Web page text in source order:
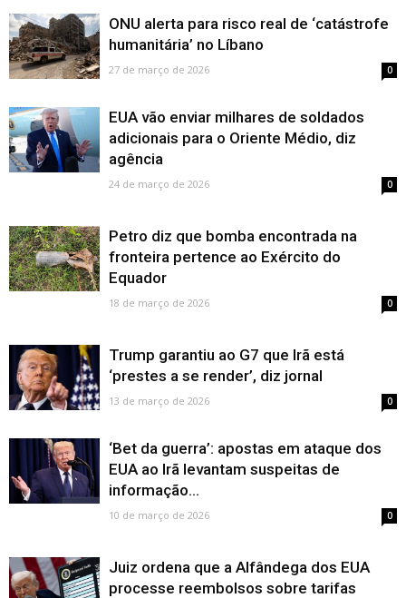
ONU alerta para risco real de ‘catástrofe
humanitária’ no Líbano
27 de março de 2026 0
EUA vão enviar milhares de soldados
adicionais para o Oriente Médio, diz
agência
24 de março de 2026 0
Petro diz que bomba encontrada na
fronteira pertence ao Exército do
Equador
18 de março de 2026 0
Trump garantiu ao G7 que Irã está
‘prestes a se render’, diz jornal
13 de março de 2026 0
‘Bet da guerra’: apostas em ataque dos
EUA ao Irã levantam suspeitas de
informação...
10 de março de 2026 0
Juiz ordena que a Alfândega dos EUA
processe reembolsos sobre tarifas